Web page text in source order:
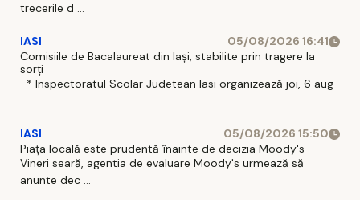
trecerile d ...
IASI
05/08/2026 16:41
Comisiile de Bacalaureat din Iași, stabilite prin tragere la
sorți
* Inspectoratul Scolar Judetean Iasi organizează joi, 6 aug
...
IASI
05/08/2026 15:50
Piața locală este prudentă înainte de decizia Moody's
Vineri seară, agentia de evaluare Moody's urmează să
anunte dec ...